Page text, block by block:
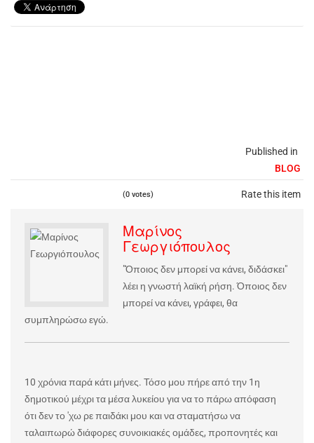
Published in
BLOG
Rate this item
(0 votes)
Μαρίνος
Γεωργιόπουλος
"Όποιος δεν μπορεί να κάνει, διδάσκει"
λέει η γνωστή λαϊκή ρήση. Όποιος δεν
μπορεί να κάνει, γράφει, θα
συμπληρώσω εγώ.
10 χρόνια παρά κάτι μήνες. Τόσο μου πήρε από την 1η
δημοτικού μέχρι τα μέσα λυκείου για να το πάρω απόφαση
ότι δεν το 'χω ρε παιδάκι μου και να σταματήσω να
ταλαιπωρώ διάφορες συνοικιακές ομάδες, προπονητές και